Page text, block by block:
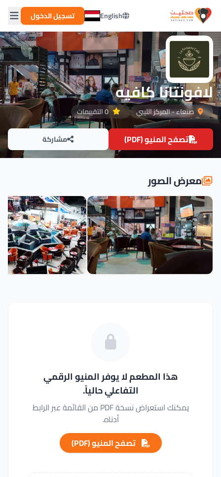
English تسجيل الدخول
لافونتانا كافيه
صنعاء - المركز الليبي 0 التقييمات
تصفح المنيو (PDF) مشاركة
معرض الصور
هذا المطعم لا يوفر المنيو الرقمي
التفاعلي حالياً.
يمكنك استعراض نسخة PDF من القائمة عبر الرابط
أدناه.
تصفح المنيو (PDF)